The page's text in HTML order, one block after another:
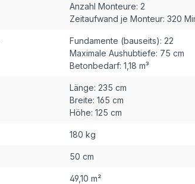
Anzahl Monteure: 2
Zeitaufwand je Monteur: 320
Fundamente (bauseits): 22
Maximale Aushubtiefe: 75 cm
Betonbedarf: 1,18 m³
Länge: 235 cm
Breite: 165 cm
Höhe: 125 cm
180 kg
50 cm
49,10 m²